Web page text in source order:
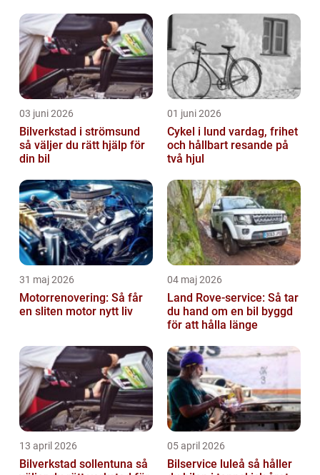
03 juni 2026
Bilverkstad i strömsund
så väljer du rätt hjälp för
din bil
01 juni 2026
Cykel i lund vardag, frihet
och hållbart resande på
två hjul
31 maj 2026
Motorrenovering: Så får
en sliten motor nytt liv
04 maj 2026
Land Rove-service: Så tar
du hand om en bil byggd
för att hålla länge
13 april 2026
Bilverkstad sollentuna så
05 april 2026
Bilservice luleå så håller